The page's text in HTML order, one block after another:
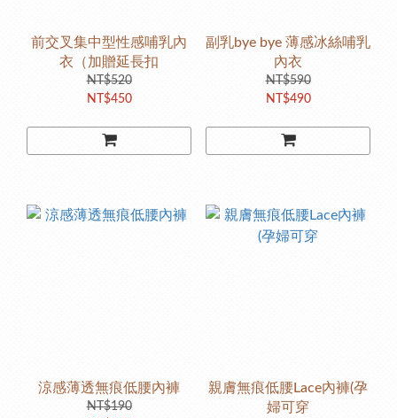
前交叉集中型性感哺乳內
衣（加贈延長扣
NT$520
NT$450
副乳bye bye 薄感冰絲哺乳
內衣
NT$590
NT$490
涼感薄透無痕低腰內褲
NT$190
親膚無痕低腰Lace內褲(孕
婦可穿